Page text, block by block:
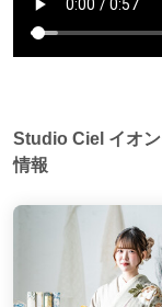
あかせあかり/桜田
DORADO/earth
ン/etc…
Studio Ciel イオ
情報